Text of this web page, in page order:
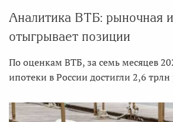
Аналитика ВТБ: рыночная
отыгрывает позиции
По оценкам ВТБ, за семь месяцев
ипотеки в России достигли 2,6 трлн